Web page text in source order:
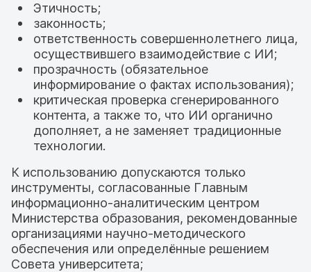
Этичность;
законность;
ответственность совершеннолетнего лица,
осуществившего взаимодействие с ИИ;
прозрачность (обязательное
информирование о фактах использования);
критическая проверка сгенерированного
контента, а также то, что ИИ органично
дополняет, а не заменяет традиционные
технологии.
К использованию допускаются только
инструменты, согласованные Главным
информационно-аналитическим центром
Министерства образования, рекомендованные
организациями научно-методического
обеспечения или определённые решением
Совета университета;